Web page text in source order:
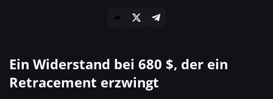
Ein Widerstand bei 680 $, der ein
Retracement erzwingt